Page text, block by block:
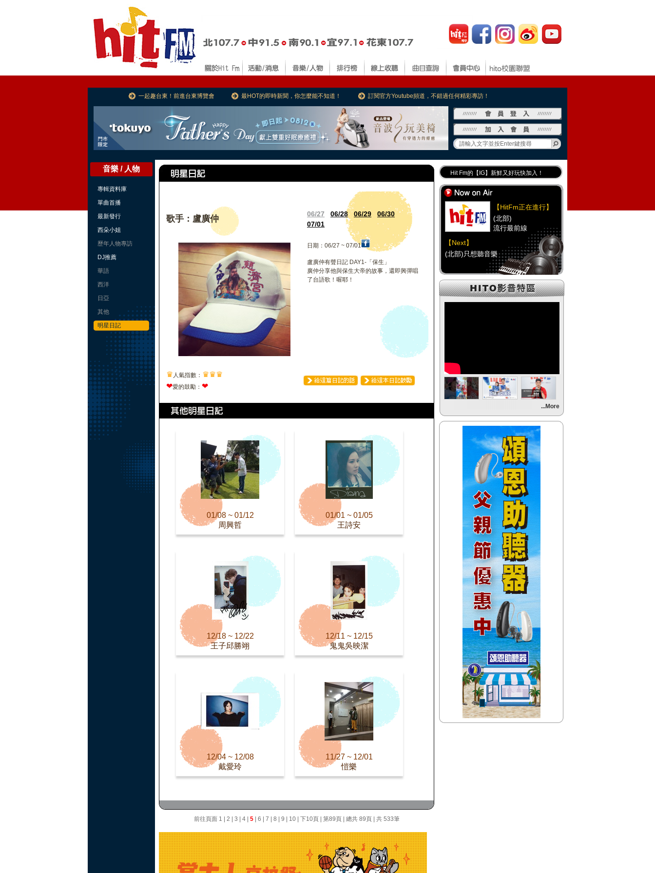
一起趣台東！前進台東博覽會 最HOT的即時新聞，你怎麼能不知道！ 訂閱官方Youtube頻道，不錯過任何精彩專訪！
音樂 / 人物
專輯資料庫
單曲首播
最新發行
西朵小姐
歷年人物專訪
DJ推薦
華語
西洋
日亞
其他
明星日記
歌手：盧廣仲 06/27 06/28 06/29
06/30
07/01
日期：06/27 ~ 07/01
盧廣仲有聲日記 DAY1-「保生」
廣仲分享他與保生大帝的故事，還即興彈唱
了台語歌！喔耶！
♛ 人氣指數： ♛♛♛
❤愛的鼓勵： ❤
01/08 ~ 01/12
周興哲
01/01 ~ 01/05
王詩安
12/18 ~ 12/22
王子邱勝翊
12/11 ~ 12/15
鬼鬼吳映潔
12/04 ~ 12/08
戴愛玲
11/27 ~ 12/01
愷樂
前往頁面 1 2 3 4| 5| 6 7 8 9 10| 下10頁| 第89頁| 總共 89頁 | 共 533筆
Hit Fm的【IG】新鮮又好玩快加入！
Hit Fm【FB臉書粉絲團】等你加入！
最專業《DJ推薦》好音樂千萬別錯過！
好康報報 最新優惠訊息都在這！
【HitFm正在進行】
(北部)
流行最前線
【Next】
(北部)只想聽音樂
【HitFm正在進行】
(中部)
(南部)
流行最前線
【Next】
【HitFm正在進行】
(宜蘭)
流行最前線
【Next】
(宜蘭)GOOD MORNING YI-LAN
【HitFm正在進行】
(花東)
流行最精選
【Next】
(花東)早安東台灣
...More